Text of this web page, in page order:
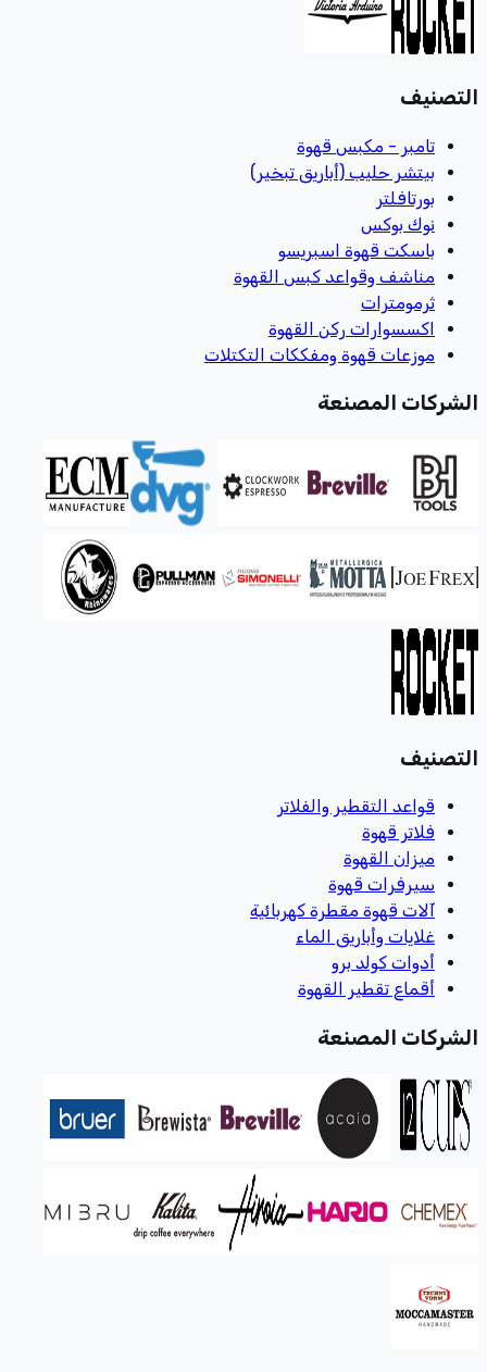
التصنيف
تامبر - مكبس قهوة
بيتشر حليب (أباريق تبخير)
بورتافلتر
نوك بوكس
باسكت قهوة اسبريسو
مناشف وقواعد كبس القهوة
ثرمومترات
اكسسوارات ركن القهوة
موزعات قهوة ومفككات التكتلات
الشركات المصنعة
التصنيف
قواعد التقطير والفلاتر
فلاتر قهوة
ميزان القهوة
سيرفرات قهوة
آلات قهوة مقطرة كهربائية
غلايات وأباريق الماء
أدوات كولد برو
أقماع تقطير القهوة
الشركات المصنعة